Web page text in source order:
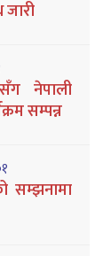
नेपाली
सम्पन्न
सम्झनामा